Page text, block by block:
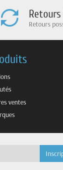
Retours
ventes